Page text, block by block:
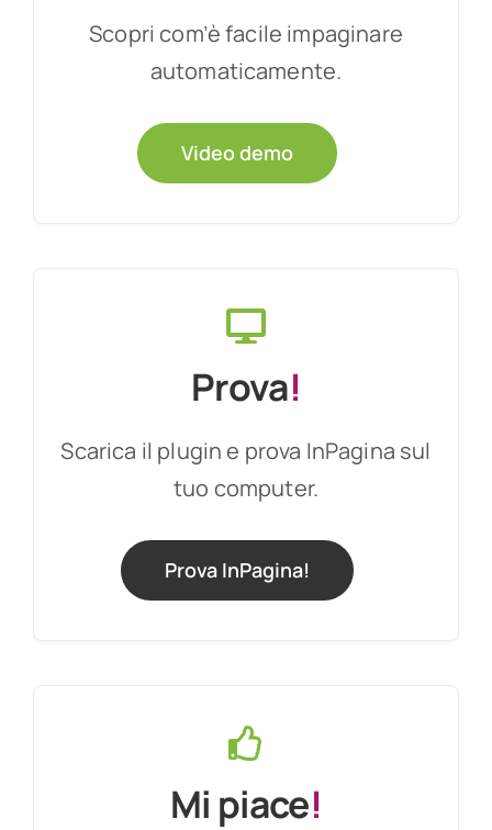
Scopri com’è facile impaginare
automaticamente.
Video demo
Prova!
Scarica il plugin e prova InPagina sul
tuo computer.
Prova InPagina!
Mi piace!